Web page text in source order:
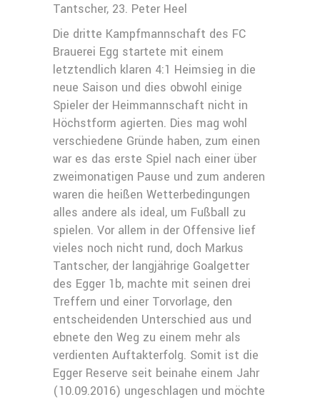
Tantscher, 23. Peter Heel
Die dritte Kampfmannschaft des FC
Brauerei Egg startete mit einem
letztendlich klaren 4:1 Heimsieg in die
neue Saison und dies obwohl einige
Spieler der Heimmannschaft nicht in
Höchstform agierten. Dies mag wohl
verschiedene Gründe haben, zum einen
war es das erste Spiel nach einer über
zweimonatigen Pause und zum anderen
waren die heißen Wetterbedingungen
alles andere als ideal, um Fußball zu
spielen. Vor allem in der Offensive lief
vieles noch nicht rund, doch Markus
Tantscher, der langjährige Goalgetter
des Egger 1b, machte mit seinen drei
Treffern und einer Torvorlage, den
entscheidenden Unterschied aus und
ebnete den Weg zu einem mehr als
verdienten Auftakterfolg. Somit ist die
Egger Reserve seit beinahe einem Jahr
(10.09.2016) ungeschlagen und möchte